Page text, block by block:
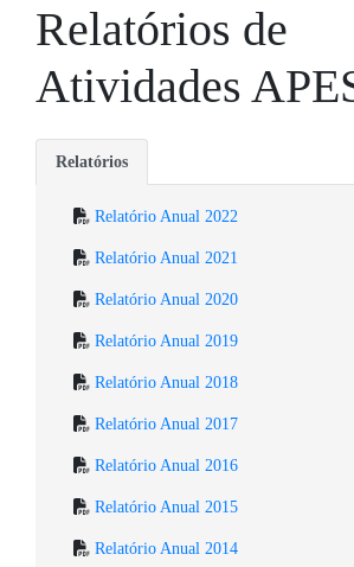
Relatórios de
Atividades
Relatórios
Relatório Anual 2022
Relatório Anual 2021
Relatório Anual 2020
Relatório Anual 2019
Relatório Anual 2018
Relatório Anual 2017
Relatório Anual 2016
Relatório Anual 2015
Relatório Anual 2014